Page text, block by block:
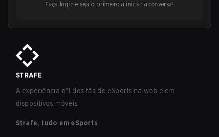
Faça login e seja o primeiro a iniciar a conversa!
STRAFE
A experiência nº1 dos fãs de eSports na web e em
dispositivos móveis.
Strafe, tudo em eSports